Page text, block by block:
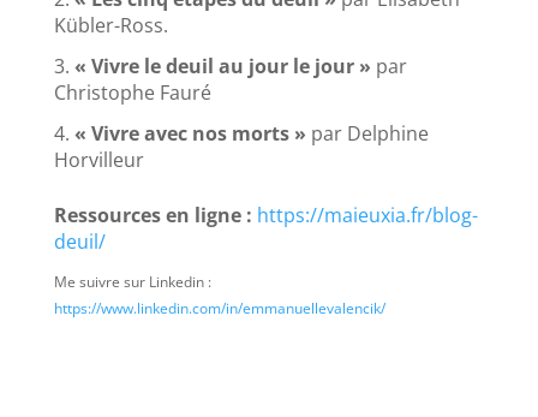
Kübler-Ross.
3. « Vivre le deuil au jour le jour » par
Christophe Fauré
4. « Vivre avec nos morts » par Delphine
Horvilleur
Ressources en ligne : https://maieuxia.fr/blog-
deuil/
Me suivre sur Linkedin :
https://www.linkedin.com/in/emmanuellevalencik/